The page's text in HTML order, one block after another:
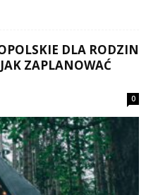
DLA RODZIN
ZAPLANOWAĆ
0